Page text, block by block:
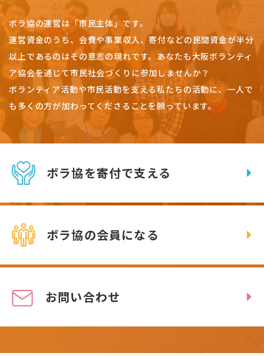
ボラ協の運営は「市民主体」です。
運営資金のうち、会費や事業収入、寄付などの民間資金が半分
以上であるのはその意志の現れです。 あなたも大阪ボランティ
ア協会を通じて市民社会づくりに参加しませんか？
ボランティア活動や市民活動を支える私たちの活動に、一人で
も多くの方が加わってくださることを願っています。
ボラ協を寄付で支える
ボラ協の会員になる
お問い合わせ